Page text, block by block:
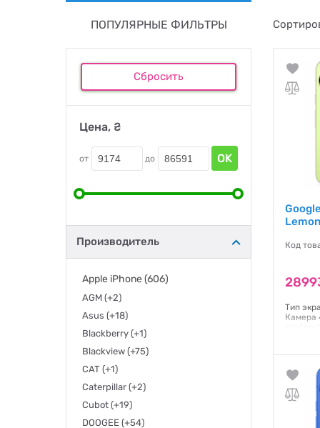
ПОПУЛЯРНЫЕ ФИЛЬТРЫ
Сбросить
Цена, ₴
от до OK
Производитель
Apple iPhone(606)
AGM (+2)
Asus (+18)
Blackberry (+1)
Blackview (+75)
CAT (+1)
Caterpillar (+2)
Cubot (+19)
DOOGEE (+54)
Код
Тип
Камера